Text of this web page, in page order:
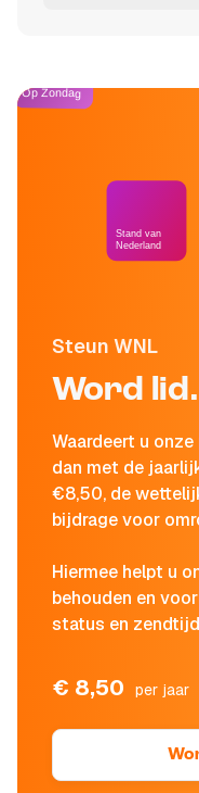
Steun WNL
Word
Waardeert u
dan met de
€8,50, de
bijdrage voor
Hiermee helpt u
behouden en
status en
€ 8,50 per jaar
Op Zondag
Stand van
Nederland